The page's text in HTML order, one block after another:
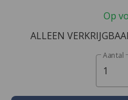
Op
ALLEEN
Aantal
1